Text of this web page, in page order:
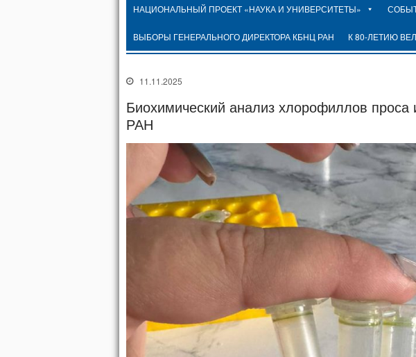
НАЦИОНАЛЬНЫЙ ПРОЕКТ «НАУКА И УНИВЕРСИТЕТЫ»
ВЫБОРЫ ГЕНЕРАЛЬНОГО ДИРЕКТОРА КБНЦ РАН К 80-ЛЕТИЮ
11.11.2025
Биохимический анализ хлорофиллов
РАН